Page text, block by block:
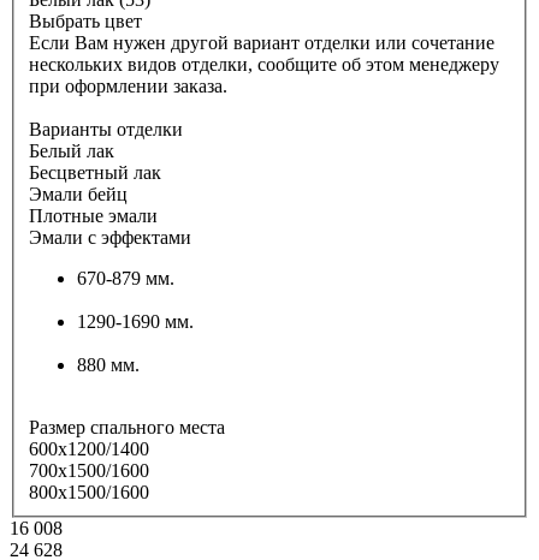
Выбрать цвет
Если Вам нужен другой вариант отделки или сочетание
нескольких видов отделки, сообщите об этом менеджеру
при оформлении заказа.
Варианты отделки
Белый лак
Бесцветный лак
Эмали бейц
Плотные эмали
Эмали с эффектами
670-879 мм.
1290-1690 мм.
880 мм.
Размер спального места
600х1200/1400
700х1500/1600
800х1500/1600
16 008
24 628